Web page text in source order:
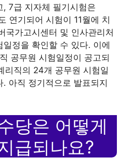
, 7급 지자체 필기시험은
연기되어 시험이 11월에 치
국가고시센터 및 인사관리처
정을 확인할 수 있다. 이에
공무원 시험일정이 공고되
리직의 24개 공무원 시험일
아직 정기적으로 발표되지
당은 어떻게
급되나요?